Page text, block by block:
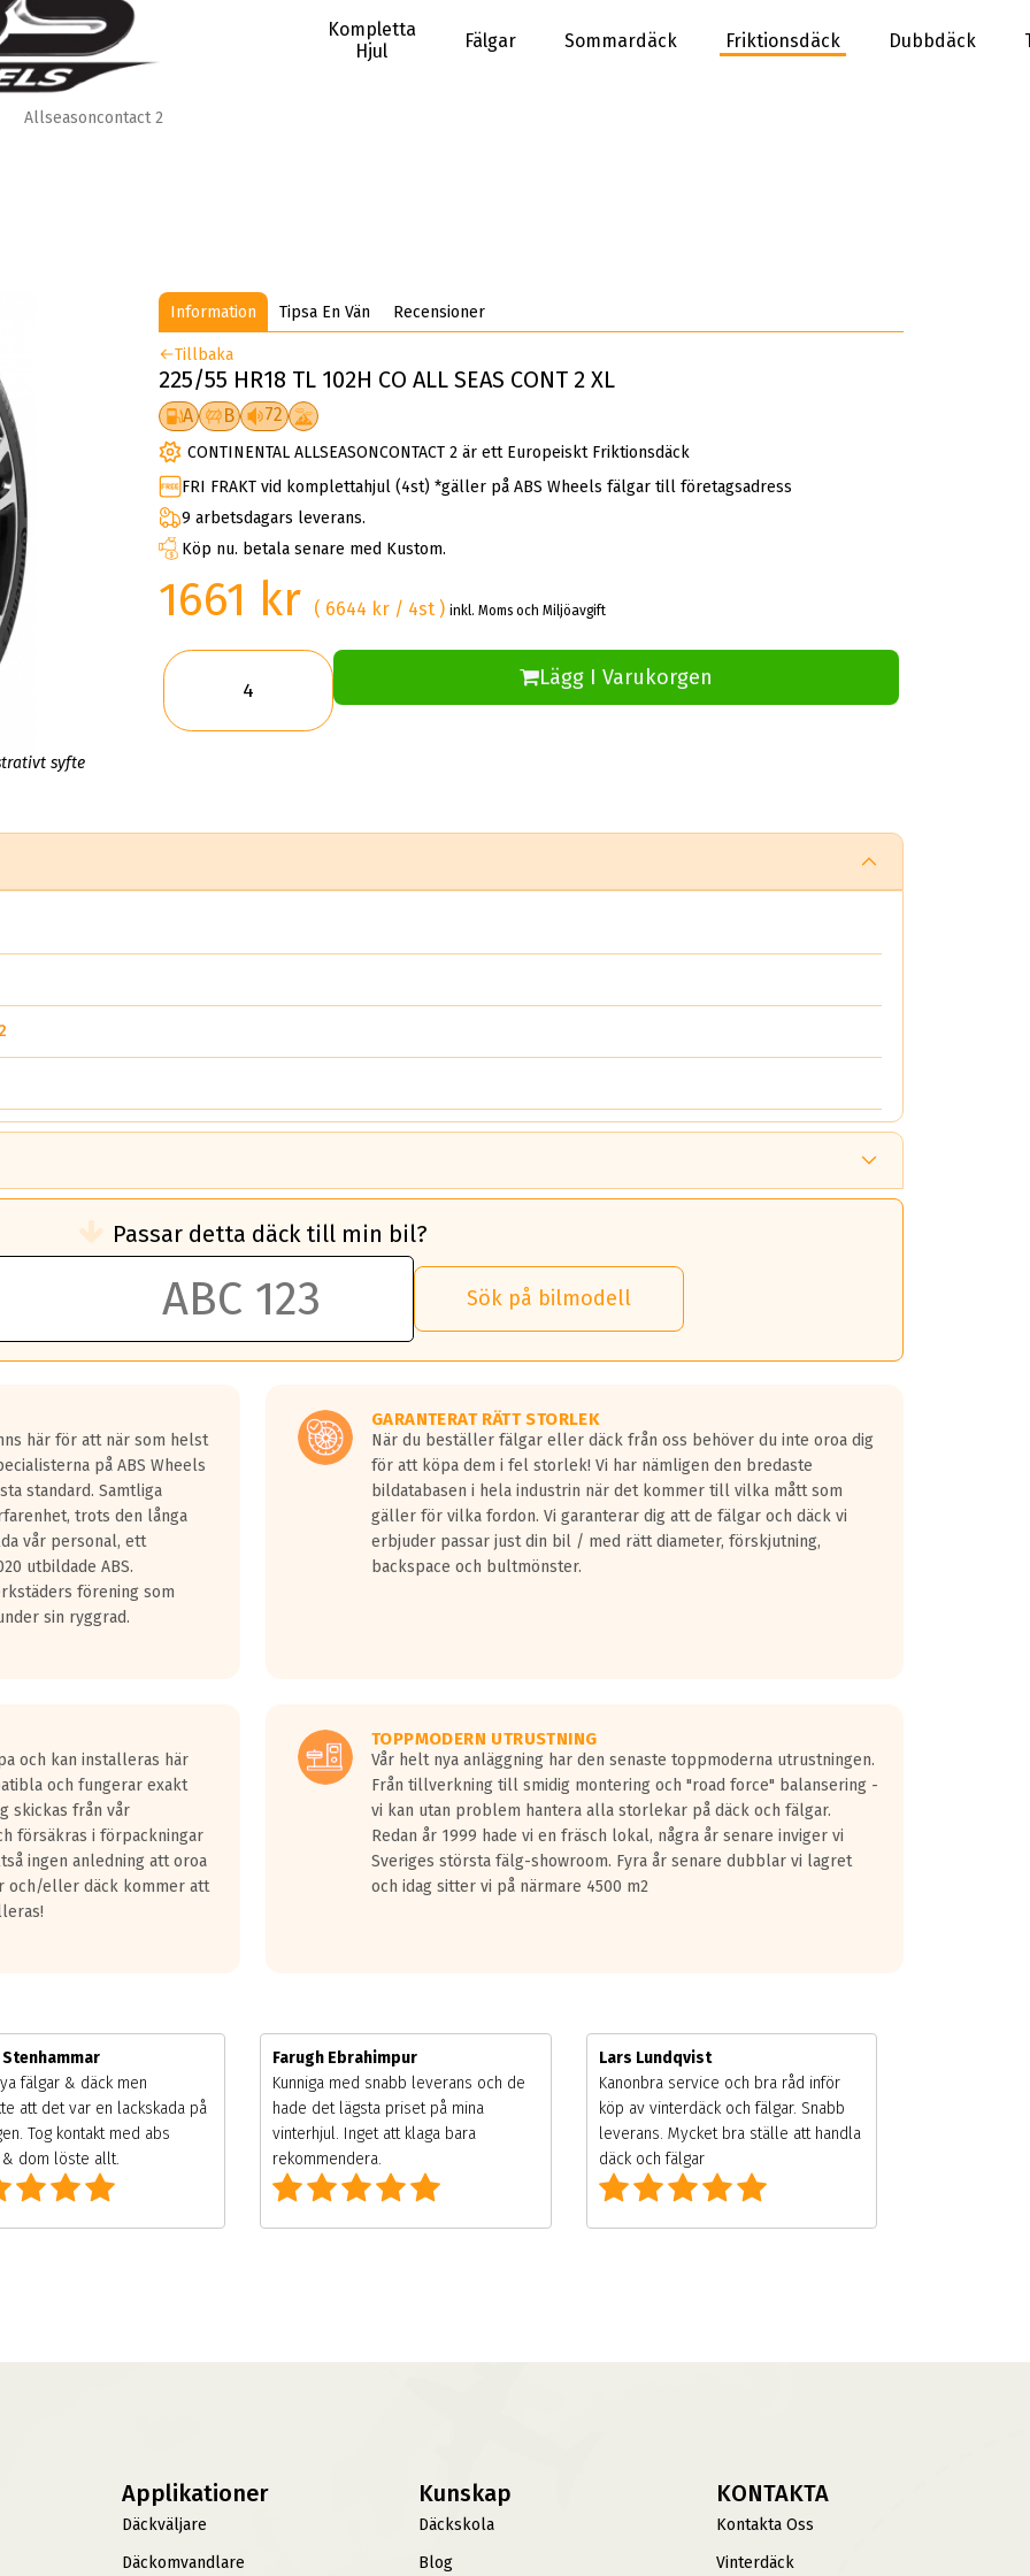
Kompletta
Hjul
Fälgar Sommardäck Friktionsdäck Dubbdäck
Allseasoncontact 2
syfte
Information Tipsa En Vän Recensioner
Tillbaka
225/55 HR18 TL 102H CO ALL SEAS CONT 2 XL
A B 72
CONTINENTAL ALLSEASONCONTACT 2 är ett Europeiskt Friktionsdäck
FRI FRAKT vid komplettahjul (4st) *gäller på ABS Wheels fälgar till företagsadress
9 arbetsdagars leverans.
Köp nu. betala senare med Kustom.
1661 kr ( 6644 kr / 4st )inkl. Moms och Miljöavgift
Lägg I Varukorgen
än ett klass G däck.
50 liter bränsle med ett klass A däck gentemot ett klass G däck.
vilken rutt du kör, samt vilken körstil du använder.
lastbilar.
på en väg där det ligger 0.5-1.5 mm vatten.
fyra billängder( ca 18meter) mellan däck med betyg A gentemot
överträffa motorljudet.
ett däck med vågar. Hög bullernivå markeras med svarta vågor
kraven som finns i dagsläget, men är inte längre tillåtna enligt nya
Passar detta däck till min bil?
Sök på bilmodell
här för att när som helst
på ABS Wheels
standard. Samtliga
trots den långa
vår personal, ett
utbildade ABS.
förening som
sin ryggrad.
GARANTERAT RÄTT STORLEK
När du beställer fälgar eller däck från oss behöver du inte oroa dig
för att köpa dem i fel storlek! Vi har nämligen den bredaste
bildatabasen i hela industrin när det kommer till vilka mått som
gäller för vilka fordon. Vi garanterar dig att de fälgar och däck vi
erbjuder passar just din bil / med rätt diameter, förskjutning,
backspace och bultmönster.
och kan installeras här
och fungerar exakt
skickas från vår
försäkras i förpackningar
ingen anledning att oroa
och/eller däck kommer att
TOPPMODERN UTRUSTNING
Vår helt nya anläggning har den senaste toppmoderna utrustningen.
Från tillverkning till smidig montering och "road force" balansering -
vi kan utan problem hantera alla storlekar på däck och fälgar.
Redan år 1999 hade vi en fräsch lokal, några år senare inviger vi
Sveriges största fälg-showroom. Fyra år senare dubblar vi lagret
och idag sitter vi på närmare 4500 m2
Stenhammar
fälgar & däck men
att det var en lackskada på
Tog kontakt med abs
dom löste allt.
Farugh Ebrahimpur
Kunniga med snabb leverans och de
hade det lägsta priset på mina
vinterhjul. Inget att klaga bara
rekommendera.
Lars Lundqvist
Kanonbra service och bra råd inför
köp av vinterdäck och fälgar. Snabb
leverans. Mycket bra ställe att handla
däck och fälgar
Applikationer
Däckväljare
Däckomvandlare
Kunskap
Däckskola
Blog
KONTAKTA
Kontakta Oss
Vinterdäck